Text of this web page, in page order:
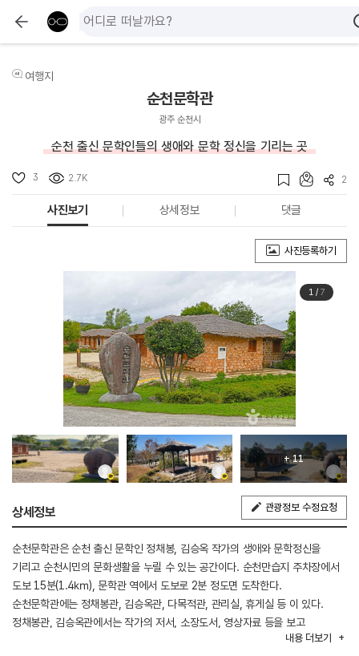
여행지
순천문학관
광주 순천시
순천 출신 문학인들의 생애와 문학 정신을 기리는 곳
3 2.7K 2
사진보기 상세정보 댓글
사진등록하기
1/ 7
+ 11
상세정보 관광정보 수정요청
순천문학관은 순천 출신 문학인 정채봉, 김승옥 작가의 생애와 문학정신을
기리고 순천시민의 문화생활을 누릴 수 있는 공간이다. 순천만습지 주차장에서
도보 15분(1.4㎞), 문학관 역에서 도보로 2분 정도면 도착한다.
순천문학관에는 정채봉관, 김승옥관, 다목적관, 관리실, 휴게실 등 이 있다.
정채봉관, 김승옥관에서는 작가의 저서, 소장도서, 영상자료 등을 보고
다목적관에서는 전시된 사진을 감상하면서 문학적 감수성을 느낄 수 있다.
내용 더보기